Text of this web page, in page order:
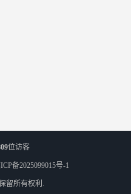
位访客
备2025099015号-1
留所有权利.